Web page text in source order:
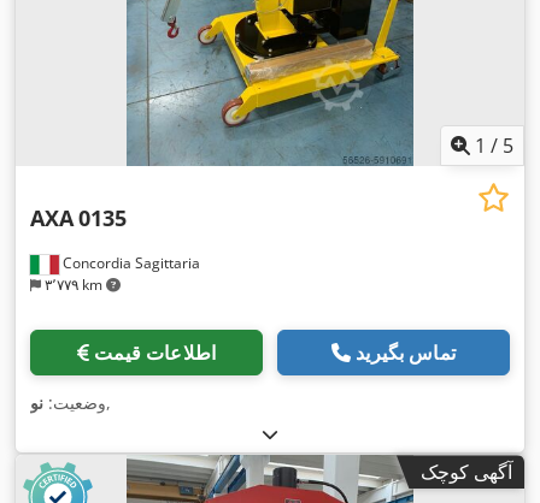
1 / 5
Concordia Sagittaria
۳٬۷۷۹ km
AXA0135
اطلاعات قیمت تماس بگیرید
وضعیت: نو ,
آگهی کوچک